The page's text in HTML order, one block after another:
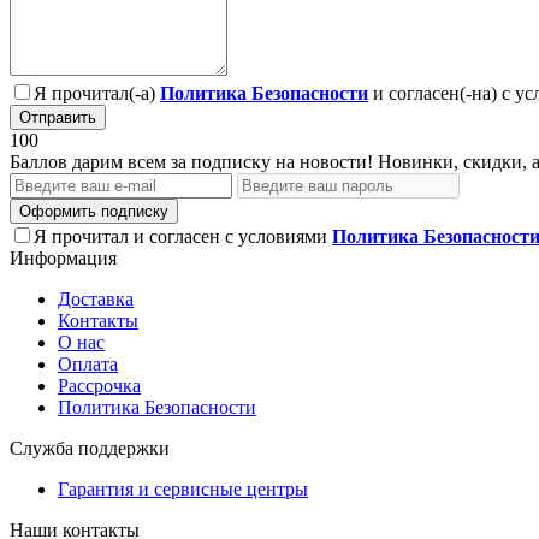
Я прочитал(-а) Политика Безопасности и согласен(-на) с
Отправить
100
Баллов дарим всем за подписку на новости! Новинки, скидки,
Оформить подписку
Я прочитал и согласен с условиями Политика Безопасности
Информация
Доставка
Контакты
О нас
Оплата
Рассрочка
Политика Безопасности
Служба поддержки
Гарантия и сервисные центры
Наши контакты